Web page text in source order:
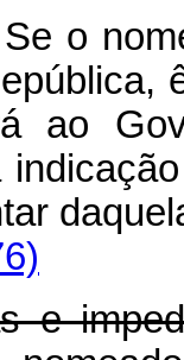
o
ao
e